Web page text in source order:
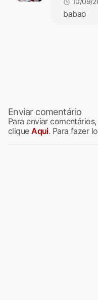
babao
Enviar comentário
Para enviar
cliqueAqui. Para fazer